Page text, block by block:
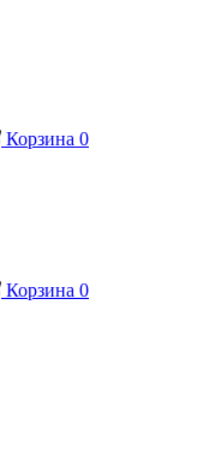
Корзина 0
Корзина 0